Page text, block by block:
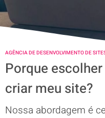
AGÊNCIA DE DESENVOLVIMENTO DE
Porque
criar meu site?
Nossa abordagem é